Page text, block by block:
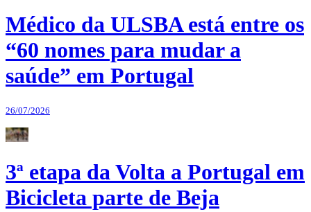
Médico da ULSBA está entre os
“60 nomes para mudar a
saúde” em Portugal
26/07/2026
3ª etapa da Volta a Portugal em
Bicicleta parte de Beja